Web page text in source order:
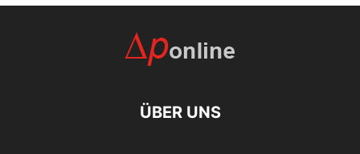
ÜBER UNS